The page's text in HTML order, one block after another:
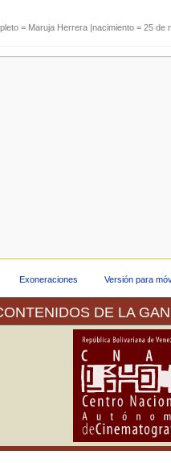
= Maruja Herrera |nacimiento = 25 de
Exoneraciones Versión para
DE LA GAN
Venezolana de Arte
Autónomo de Propiedad
tanto de la colección
del cual